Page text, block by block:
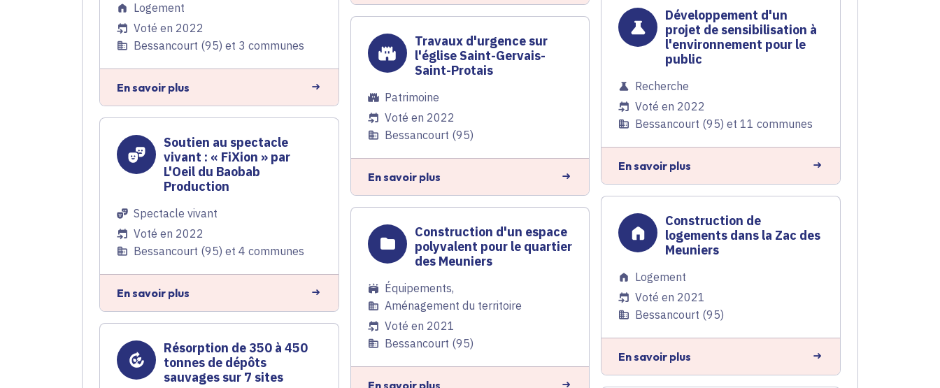
Logement
Voté en 2022
Bessancourt (95) et 3 communes
En savoir plus
Travaux d'urgence sur
l'église Saint-Gervais-
Saint-Protais
Patrimoine
Voté en 2022
Bessancourt (95)
En savoir plus
Développement d'un
projet de sensibilisation à
l'environnement pour le
public
Recherche
Voté en 2022
Bessancourt (95) et 11 communes
En savoir plus
Soutien au spectacle
vivant : « FiXion » par
L'Oeil du Baobab
Production
Spectacle vivant
Voté en 2022
Bessancourt (95) et 4 communes
En savoir plus
Construction d'un espace
polyvalent pour le quartier
des Meuniers
Équipements,
Aménagement du territoire
Voté en 2021
Bessancourt (95)
En savoir plus
Construction de
logements dans la Zac des
Meuniers
Logement
Voté en 2021
Bessancourt (95)
En savoir plus
Résorption de 350 à 450
tonnes de dépôts
sauvages sur 7 sites